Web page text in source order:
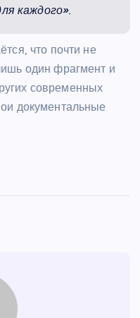
каждого».
что почти не
один фрагмент и
современных
документальные